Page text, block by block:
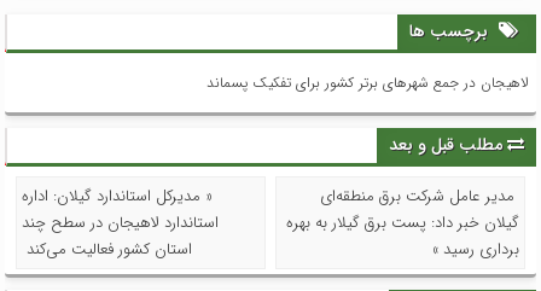
برچسب ها
لاهیجان در جمع شهرهای برتر کشور برای تفکیک پسماند
مطلب قبل و بعد
مدیر عامل شرکت برق منطقه‌ای
گیلان خبر داد: پست برق گیلار به بهره
برداری رسید »
« مدیرکل استاندارد گیلان: اداره
استاندارد لاهیجان در سطح چند
استان کشور فعالیت می‌کند